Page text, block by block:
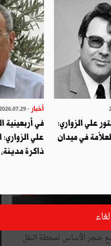
الباجي قائد السبسي، رئيس
حجر الٲساس لمحطة النقل
علي الزواري:
في ميدان
أخبار - 2026.07.29
في أربعينية
علي
ذاكرة